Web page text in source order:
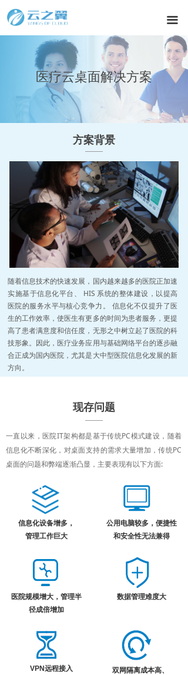
끀
医疗云桌面解决方案
随着信息技术的快速发展，国内越来越多的医院正加速
实施基于信息化平台、 HIS 系统的整体建设，以提高
医院的服务水平与核心竞争力。 信息化不仅提升了医
生的工作效率，使医生有更多的时间为患者服务，更提
高了患者满意度和信任度，无形之中树立起了医院的科
技形象。因此，医疗业务应用与基础网络平台的逐步融
合正成为国内医院，尤其是大中型医院信息化发展的新
方向。
方案背景
现存问题
数据管理难度大
信息化设备增多，
管理工作巨大
公用电脑较多，便捷性
和安全性无法兼得
医院规模增大，管理半
径成倍增加
一直以来，医院IT架构都是基于传统PC模式建设，随着
信息化不断深化，对桌面支持的需求大量增加，传统PC
桌面的问题和弊端逐渐凸显，主要表现有以下方面:
VPN远程接入
双网隔离成本高、